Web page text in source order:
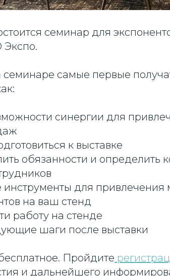
семинар для
Экспо.
самые первые
синергии для
к выставке
обязанности и определить
инструменты для привлечения
на ваш стенд
работу на стенде
шаги после выставки
Пройдите
и дальнейшего